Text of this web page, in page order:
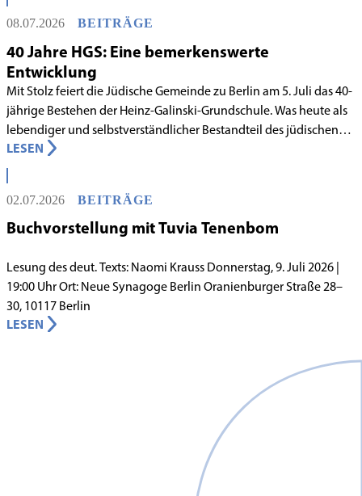
08.07.2026 BEITRÄGE
40 Jahre HGS: Eine bemerkenswerte
Entwicklung
Mit Stolz feiert die Jüdische Gemeinde zu Berlin am 5. Juli das 40-
jährige Bestehen der Heinz-Galinski-Grundschule. Was heute als
lebendiger und selbstverständlicher Bestandteil des jüdischen
Lebens in Berlin gilt, begann in den 1980er-Jahren unter
schwierigen Voraussetzungen. Vor dem Hintergrund eines
innergemeindlichen Wandels entstand bereits 1983 die Idee, eine
jüdische Grundschule zu gründen.
LESEN
02.07.2026 BEITRÄGE
Buchvorstellung mit Tuvia Tenenbom
Lesung des deut. Texts: Naomi Krauss Donnerstag, 9. Juli 2026 |
19:00 Uhr Ort: Neue Synagoge Berlin Oranienburger Straße 28–
30, 10117 Berlin
LESEN